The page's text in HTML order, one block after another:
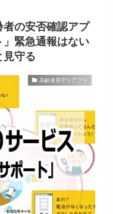
者の安否確認アプ
」緊急通報はない
見守る
高齢者見守りアプリ